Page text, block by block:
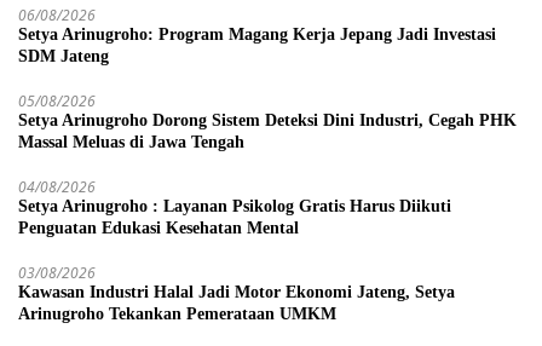
06/08/2026
Setya Arinugroho: Program Magang Kerja Jepang Jadi Investasi
SDM Jateng
05/08/2026
Setya Arinugroho Dorong Sistem Deteksi Dini Industri, Cegah PHK
Massal Meluas di Jawa Tengah
04/08/2026
Setya Arinugroho : Layanan Psikolog Gratis Harus Diikuti
Penguatan Edukasi Kesehatan Mental
03/08/2026
Kawasan Industri Halal Jadi Motor Ekonomi Jateng, Setya
Arinugroho Tekankan Pemerataan UMKM